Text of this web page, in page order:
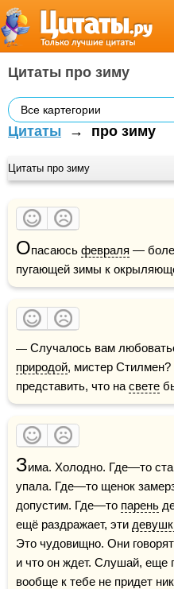
Цитаты про зиму
Все картегории
Цитаты → про зиму
Цитаты про зиму
Опасаюсь февраля —
пугающей зимы к
— Случалось вам
природой, мистер
представить, что на свете
Зима. Холодно. Где—то
упала. Где—то щенок
допустим. Где—то парень
ещё раздражает, эти
Это чудовищно. Они
и что он ждет. Слушай, еще
вообще к тебе не придет